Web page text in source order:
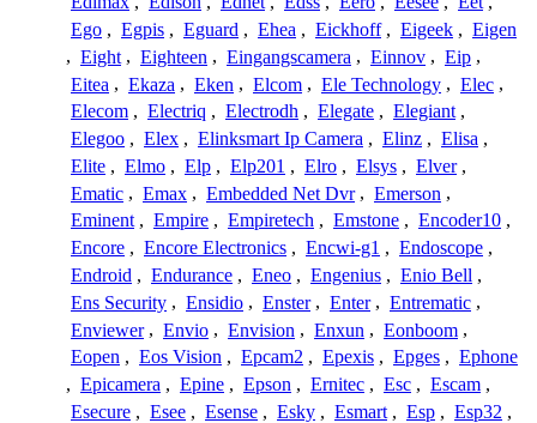
Ego , Egpis , Eguard , Ehea , Eickhoff , Eigeek , Eigen
, Eight , Eighteen , Eingangscamera , Einnov , Eip ,
Eitea , Ekaza , Eken , Elcom , Ele Technology , Elec ,
Elecom , Electriq , Electrodh , Elegate , Elegiant ,
Elegoo , Elex , Elinksmart Ip Camera , Elinz , Elisa ,
Elite , Elmo , Elp , Elp201 , Elro , Elsys , Elver ,
Ematic , Emax , Embedded Net Dvr , Emerson ,
Eminent , Empire , Empiretech , Emstone , Encoder10 ,
Encore , Encore Electronics , Encwi-g1 , Endoscope ,
Endroid , Endurance , Eneo , Engenius , Enio Bell ,
Ens Security , Ensidio , Enster , Enter , Entrematic ,
Enviewer , Envio , Envision , Enxun , Eonboom ,
Eopen , Eos Vision , Epcam2 , Epexis , Epges , Ephone
, Epicamera , Epine , Epson , Ernitec , Esc , Escam ,
Esecure , Esee , Esense , Esky , Esmart , Esp , Esp32 ,